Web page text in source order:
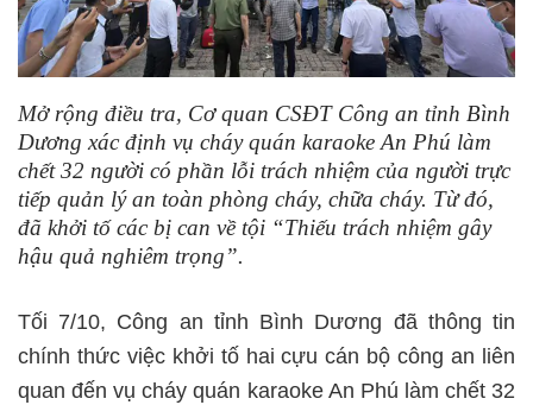
Mở rộng điều tra, Cơ quan CSĐT Công an tỉnh Bình
Dương xác định vụ cháy quán karaoke An Phú làm
chết 32 người có phần lỗi trách nhiệm của người trực
tiếp quản lý an toàn phòng cháy, chữa cháy. Từ đó,
đã khởi tố các bị can về tội “Thiếu trách nhiệm gây
hậu quả nghiêm trọng”.
Tối 7/10, Công an tỉnh Bình Dương đã thông tin
chính thức việc khởi tố hai cựu cán bộ công an liên
quan đến vụ cháy quán karaoke An Phú làm chết 32